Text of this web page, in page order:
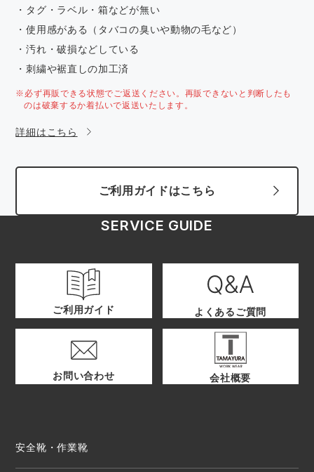
・タグ・ラベル・箱などが無い
・使用感がある（タバコの臭いや動物の毛など）
・汚れ・破損などしている
・刺繍や裾直しの加工済
※必ず再販できる状態でご返送ください。再販できないと判断したも
のは破棄するか着払いで返送いたします。
詳細はこちら
ご利用ガイドはこちら
SERVICE GUIDE
ご利用ガイド よくあるご質問
お問い合わせ 会社概要
安全靴・作業靴